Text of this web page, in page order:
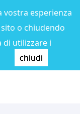
vostra esperienza
o chiudendo
di utilizzare i
chiudi